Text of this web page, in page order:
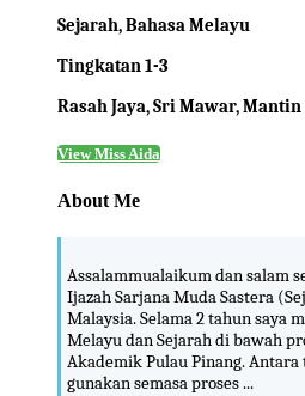
Sejarah, Bahasa Melayu
Tingkatan 1-3
Rasah Jaya, Sri Mawar, Mantin
View Miss Aida
About Me
Assalammualaikum dan salam
Ijazah Sarjana Muda Sastera
Malaysia. Selama 2 tahun saya
Melayu dan Sejarah di bawah
Akademik Pulau Pinang.
gunakan semasa proses ...